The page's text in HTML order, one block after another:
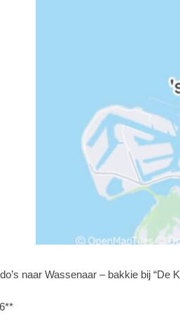
naar Wassenaar – bakkie bij “De